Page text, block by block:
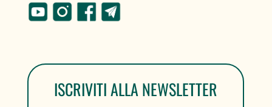
ISCRIVITI ALLA NEWSLETTER